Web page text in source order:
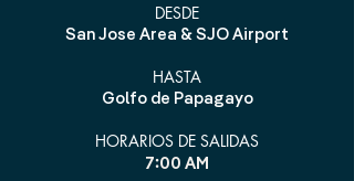
DESDE
San Jose Area & SJO Airport
HASTA
Golfo de Papagayo
HORARIOS DE SALIDAS
7:00 AM